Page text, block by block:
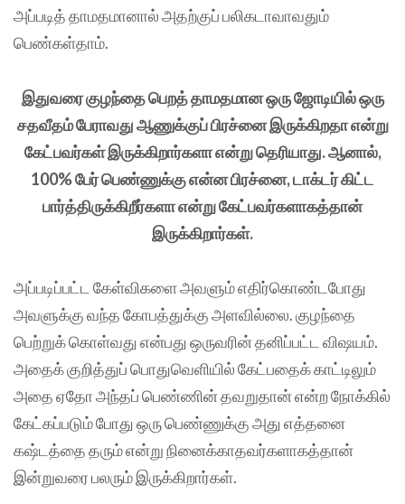
அப்படித் தாமதமானால் அதற்குப் பலிகடாவாவதும்
பெண்கள்தாம்.
இதுவரை குழந்தை பெறத் தாமதமான ஒரு ஜோடியில் ஒரு
சதவீதம் பேராவது ஆணுக்குப் பிரச்னை இருக்கிறதா என்று
கேட்பவர்கள் இருக்கிறார்களா என்று தெரியாது. ஆனால்,
100% பேர் பெண்ணுக்கு என்ன பிரச்னை, டாக்டர் கிட்ட
பார்த்திருக்கிறீர்களா என்று கேட்பவர்களாகத்தான்
இருக்கிறார்கள்.
அப்படிப்பட்ட கேள்விகளை அவளும் எதிர்கொண்டபோது
அவளுக்கு வந்த கோபத்துக்கு அளவில்லை. குழந்தை
பெற்றுக் கொள்வது என்பது ஒருவரின் தனிப்பட்ட விஷயம்.
அதைக் குறித்துப் பொதுவெளியில் கேட்பதைக் காட்டிலும்
அதை ஏதோ அந்தப் பெண்ணின் தவறுதான் என்ற நோக்கில்
கேட்கப்படும் போது ஒரு பெண்ணுக்கு அது எத்தனை
கஷ்டத்தை தரும் என்று நினைக்காதவர்களாகத்தான்
இன்றுவரை பலரும் இருக்கிறார்கள்.